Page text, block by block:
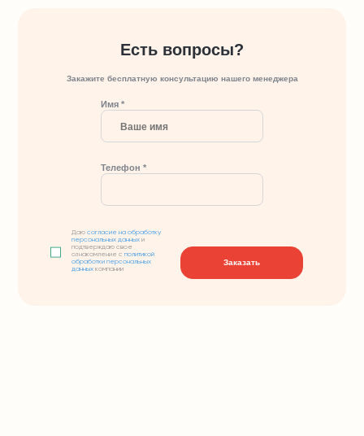
Есть вопросы?
Закажите бесплатную консультацию нашего менеджера
Имя *
Телефон *
Даюсогласие на обработку
персональных данных и
подтверждаю свое
ознакомление сполитикой
обработки персональных
данных компании
Заказать